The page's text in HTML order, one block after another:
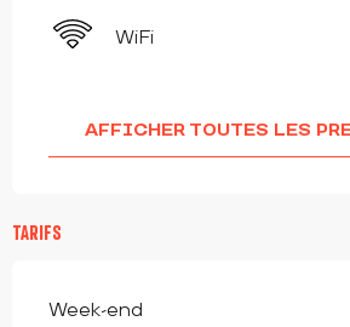
WiFi
AFFICHER TOUTES LES
TARIFS
Tarifs 2026
Week-end